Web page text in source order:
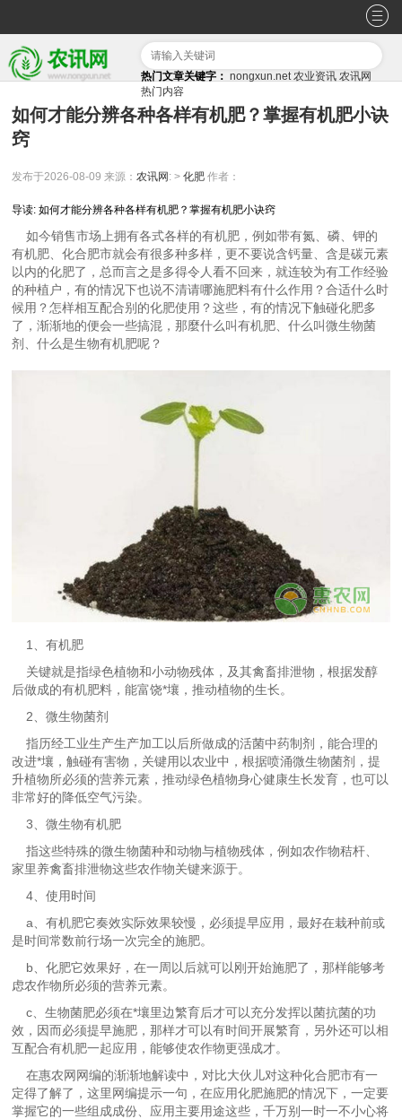
热门文章关键字： nongxun.net 农业资讯 农讯网
热门内容
如何才能分辨各种各样有机肥？掌握有机肥小诀
窍
发布于2026-08-09 来源：农讯网 : >化肥 作者：
导读: 如何才能分辨各种各样有机肥？掌握有机肥小诀窍
如今销售市场上拥有各式各样的有机肥，例如带有氮、磷、钾的
有机肥、化合肥市就会有很多种多样，更不要说含钙量、含是碳元素
以内的化肥了，总而言之是多得令人看不回来，就连较为有工作经验
的种植户，有的情况下也说不清请哪施肥料有什么作用？合适什么时
候用？怎样相互配合别的化肥使用？这些，有的情况下触碰化肥多
了，渐渐地的便会一些搞混，那麼什么叫有机肥、什么叫微生物菌
剂、什么是生物有机肥呢？
1、有机肥
关键就是指绿色植物和小动物残体，及其禽畜排泄物，根据发醇
后做成的有机肥料，能富饶*壤，推动植物的生长。
2、微生物菌剂
指历经工业生产生产加工以后所做成的活菌中药制剂，能合理的
改进*壤，触碰有害物，关键用以农业中，根据喷涌微生物菌剂，提
升植物所必须的营养元素，推动绿色植物身心健康生长发育，也可以
非常好的降低空气污染。
3、微生物有机肥
指这些特殊的微生物菌种和动物与植物残体，例如农作物秸杆、
家里养禽畜排泄物这些农作物关键来源于。
4、使用时间
a、有机肥它奏效实际效果较慢，必须提早应用，最好在栽种前或
是时间常数前行场一次完全的施肥。
b、化肥它效果好，在一周以后就可以刚开始施肥了，那样能够考
虑农作物所必须的营养元素。
c、生物菌肥必须在*壤里边繁育后才可以充分发挥以菌抗菌的功
效，因而必须提早施肥，那样才可以有时间开展繁育，另外还可以相
互配合有机肥一起应用，能够使农作物更强成才。
在惠农网网编的渐渐地解读中，对比大伙儿对这种化合肥市有一
定得了解了，这里网编提示一句，在应用化肥施肥的情况下，一定要
掌握它的一些组成成份、应用主要用途这些，千万别一时一不小心将